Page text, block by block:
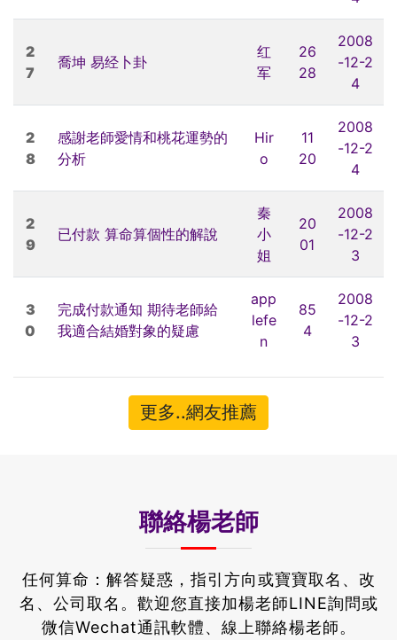
2
7
喬坤 易经卜卦
红
军
26
28
2008
-12-2
4
2
8
感謝老師愛情和桃花運勢的
分析
Hir
o
11
20
2008
-12-2
4
2
9
已付款 算命算個性的解說
秦
小
姐
20
01
2008
-12-2
3
3
0
完成付款通知 期待老師給
我適合結婚對象的疑慮
app
lefe
n
85
4
2008
-12-2
3
更多..網友推薦
聯絡楊老師
任何算命：解答疑惑，指引方向或寶寶取名、改
名、公司取名。 歡迎您直接加楊老師LINE詢問或
微信Wechat通訊軟體、線上聯絡楊老師。